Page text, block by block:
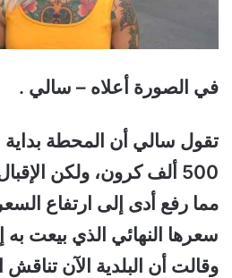
في الصورة أعلاه – سالي .
تقول سالي أن المحطة بداية
500 ألف كرون، ولكن
مما رفع أدى إلى ارتفاع
سعرها النهائي الذي بيعت
وقالت أن البلدية الآن تناقش